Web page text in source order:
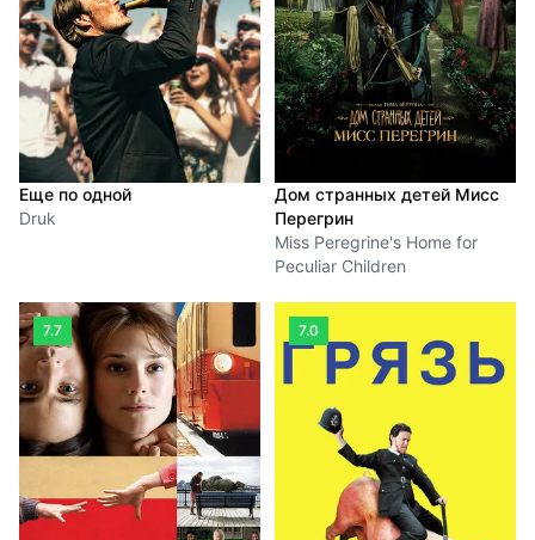
Еще по одной
Druk
Дом странных детей Мисс
Перегрин
Miss Peregrine's Home for
Peculiar Children
7.7 7.0